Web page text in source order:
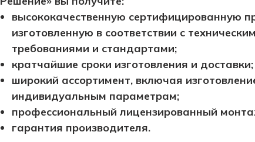
высококачественную сертифицированную
изготовленную в соответствии с
требованиями и стандартами;
кратчайшие сроки изготовления и доставки;
широкий ассортимент, включая
индивидуальным параметрам;
профессиональный лицензированный
гарантия производителя.